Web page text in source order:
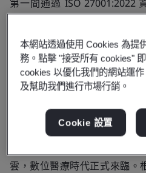
第一間通過 ISO 27001:2022
病歷系統商，並於 25 日正式
dentall 執行長陳欽章偕同技
懷磊共同領取實體證書，並宣
施，確保病歷隱私符合最高層級
2022 年衛福部公告新版電子
安管理，今年發函至各大醫療
雲，數位醫療時代正式來臨。
本網站透過使用 Cookies 為提
務。點擊 "接受所有 cookies"
cookies 以優化我們的網站運
及幫助我們進行市場行銷。
Cookie 設置